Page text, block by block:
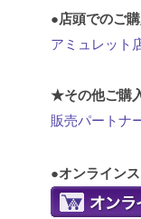
●店頭でのご
アミュレット
★その他ご購
販売パートナ
●オンライン